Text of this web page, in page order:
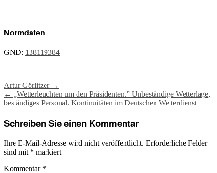
Normdaten
GND: 138119384
Post
navigation
Artur Görlitzer →
← „Wetterleuchten um den Präsidenten.” Unbeständige Wetterlage,
beständiges Personal. Kontinuitäten im Deutschen Wetterdienst
Schreiben Sie einen Kommentar
Ihre E-Mail-Adresse wird nicht veröffentlicht. Erforderliche Felder
sind mit * markiert
Kommentar *